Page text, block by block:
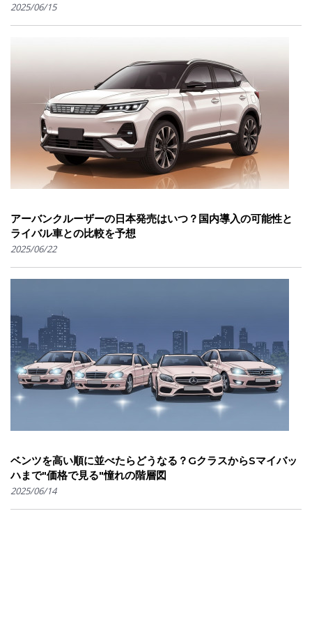
2025/06/15
アーバンクルーザーの日本発売はいつ？国内導入の可能性と
ライバル車との比較を予想
2025/06/22
ベンツを高い順に並べたらどうなる？GクラスからSマイバッ
ハまで"価格で見る"憧れの階層図
2025/06/14